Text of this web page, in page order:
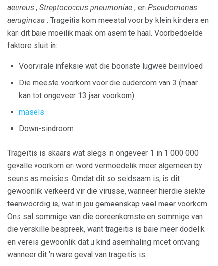
aeureus , Streptococcus pneumoniae , en Pseudomonas
aeruginosa . Trageitis kom meestal voor by klein kinders en
kan dit baie moeilik maak om asem te haal. Voorbedoelde
faktore sluit in:
Voorvirale infeksie wat die boonste lugweë beïnvloed
Die meeste voorkom voor die ouderdom van 3 (maar
kan tot ongeveer 13 jaar voorkom)
masels
Down-sindroom
Trageïtis is skaars wat slegs in ongeveer 1 in 1 000 000
gevalle voorkom en word vermoedelik meer algemeen by
seuns as meisies. Omdat dit so seldsaam is, is dit
gewoonlik verkeerd vir die virusse, wanneer hierdie siekte
teenwoordig is, wat in jou gemeenskap veel meer voorkom.
Ons sal sommige van die ooreenkomste en sommige van
die verskille bespreek, want trageitis is baie meer dodelik
en vereis gewoonlik dat u kind asemhaling moet ontvang
wanneer dit 'n ware geval van trageitis is.